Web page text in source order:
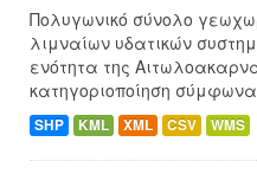
Πολυγωνικό σύνολο
λιμναίων υδατικών
ενότητα της
κατηγοριοποίηση
SHP KML XML CSV WMS